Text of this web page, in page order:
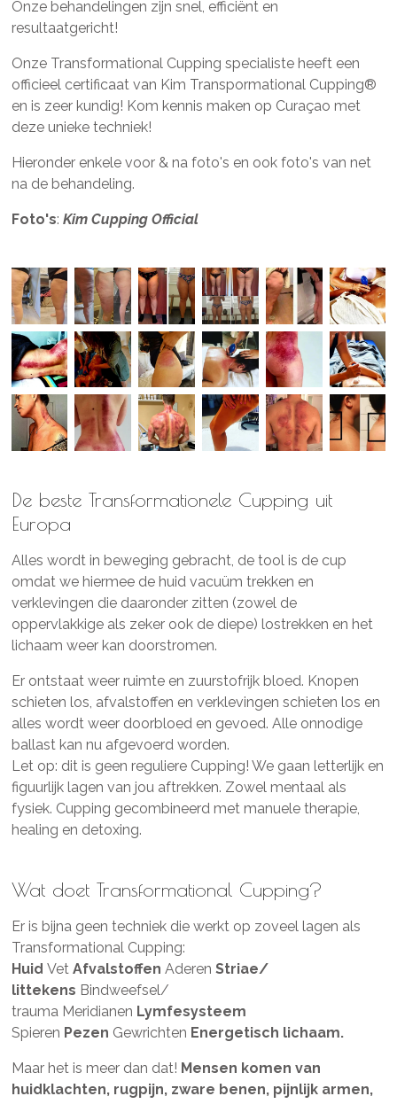
Onze behandelingen zijn snel, efficiënt en
resultaatgericht!
Onze Transformational Cupping specialiste heeft een
officieel certificaat van Kim Transpormational Cupping®
en is zeer kundig! Kom kennis maken op Curaçao met
deze unieke techniek!
Hieronder enkele voor & na foto's en ook foto's van net
na de behandeling.
Foto's: Kim Cupping Official
De beste Transformationele Cupping uit
Europa
Alles wordt in beweging gebracht, de tool is de cup
omdat we hiermee de huid vacuüm trekken en
verklevingen die daaronder zitten (zowel de
oppervlakkige als zeker ook de diepe) lostrekken en het
lichaam weer kan doorstromen.
Er ontstaat weer ruimte en zuurstofrijk bloed. Knopen
schieten los, afvalstoffen en verklevingen schieten los en
alles wordt weer doorbloed en gevoed. Alle onnodige
ballast kan nu afgevoerd worden.
Let op: dit is geen reguliere Cupping! We gaan letterlijk en
figuurlijk lagen van jou aftrekken. Zowel mentaal als
fysiek. Cupping gecombineerd met manuele therapie,
healing en detoxing.
Wat doet Transformational Cupping?
Er is bijna geen techniek die werkt op zoveel lagen als
Transformational Cupping:
Huid Vet Afvalstoffen Aderen Striae/
littekens Bindweefsel/
trauma Meridianen Lymfesysteem
Spieren Pezen Gewrichten Energetisch lichaam.
Maar het is meer dan dat! Mensen komen van
huidklachten, rugpijn, zware benen, pijnlijk armen,